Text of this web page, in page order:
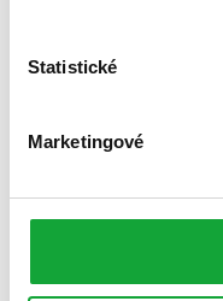
Statistické
Marketingové